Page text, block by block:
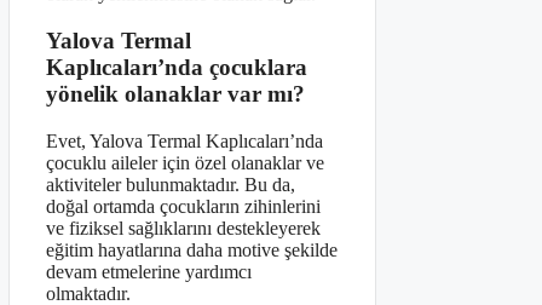
Yalova Termal
Kaplıcaları’nda çocuklara
yönelik olanaklar var mı?
Evet, Yalova Termal Kaplıcaları’nda
çocuklu aileler için özel olanaklar ve
aktiviteler bulunmaktadır. Bu da,
doğal ortamda çocukların zihinlerini
ve fiziksel sağlıklarını destekleyerek
eğitim hayatlarına daha motive şekilde
devam etmelerine yardımcı
olmaktadır.